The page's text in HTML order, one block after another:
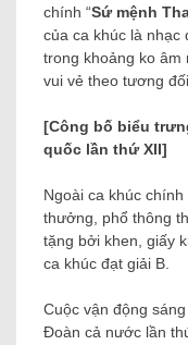
chính “Sứ mệnh
của ca khúc là nhạc
trong khoảng ko âm
vui vẻ theo tương
[Công bố biểu
quốc lần thứ XII]
Ngoài ca khúc
thưởng, phổ thông
tặng bởi khen, giấy
ca khúc đạt giải B.
Cuộc vận động
Đoàn cả nước lần